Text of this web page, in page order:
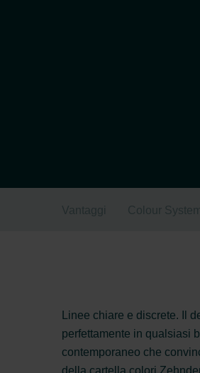
Vantaggi Colour
Linee chiare e discrete. Il
perfettamente in qualsiasi
contemporaneo che
della cartella colori